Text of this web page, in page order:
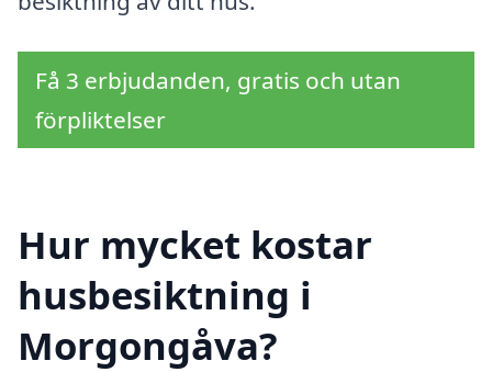
Få 3 erbjudanden, gratis och utan
förpliktelser
Hur mycket kostar
husbesiktning i
Morgongåva?